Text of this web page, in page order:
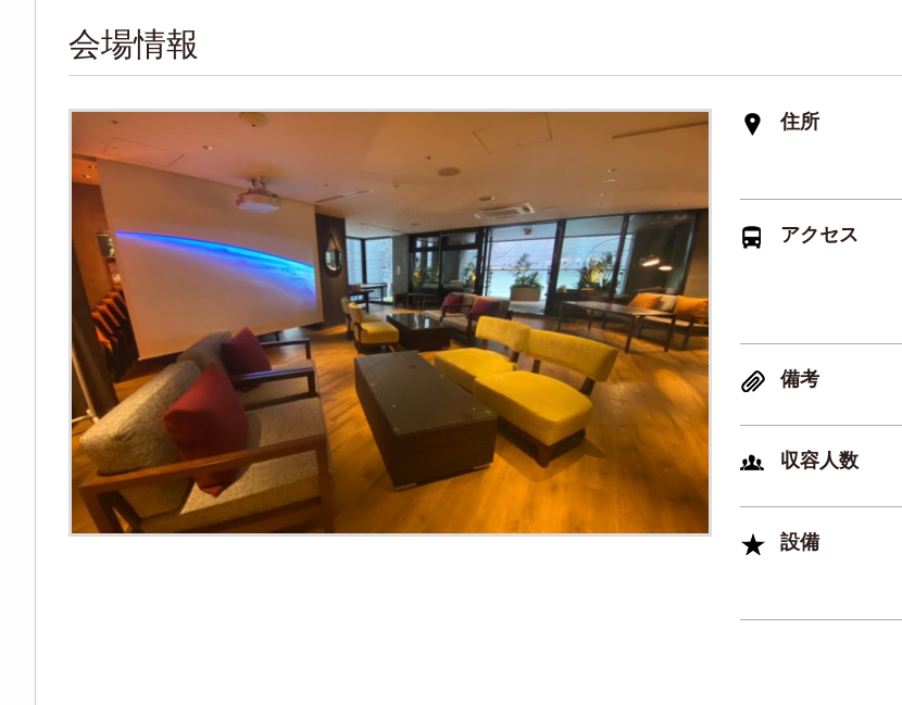
会場情報
住所
アクセス
備考
収容人数
設備